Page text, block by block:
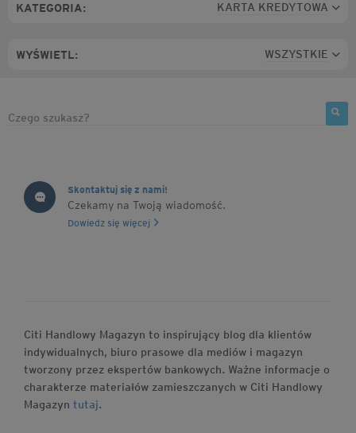
KATEGORIA: KARTA KREDYTOWA
WYŚWIETL: WSZYSTKIE
Skontaktuj się z nami!
Czekamy na Twoją wiadomość.
Dowiedz się więcej
Citi Handlowy Magazyn to inspirujący blog dla klientów
indywidualnych, biuro prasowe dla mediów i magazyn
tworzony przez ekspertów bankowych. Ważne informacje o
charakterze materiałów zamieszczanych w Citi Handlowy
Magazyn tutaj.